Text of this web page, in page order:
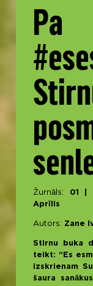
Žurnāls:
01 |
Aprīlis
Autors: Zane
Stirnu buka
teikt: “Es
izskrienam
šaura